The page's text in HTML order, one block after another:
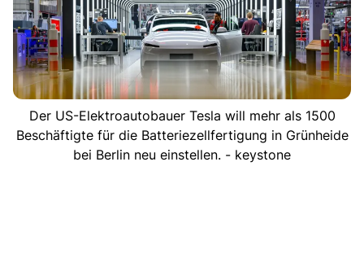
Der US-Elektroautobauer Tesla will mehr als 1500
Beschäftigte für die Batteriezellfertigung in Grünheide
bei Berlin neu einstellen. - keystone